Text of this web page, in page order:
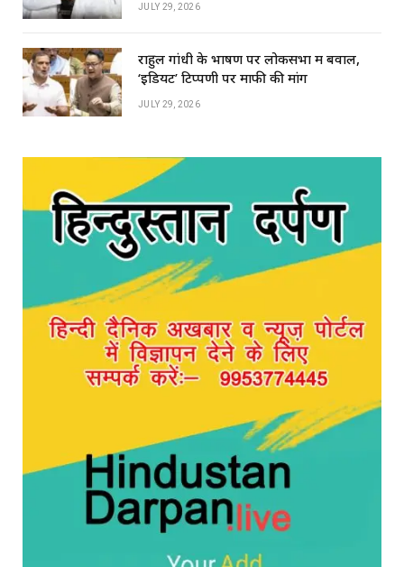
JULY 29, 2026
राहुल गांधी के भाषण पर लोकसभा में बवाल,
‘इडियट’ टिप्पणी पर माफी की मांग
JULY 29, 2026